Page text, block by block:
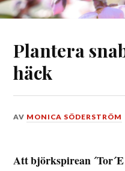
Plantera
häck
DEN
2015
AV MONICA SÖDERSTRÖM
Att björkspirean